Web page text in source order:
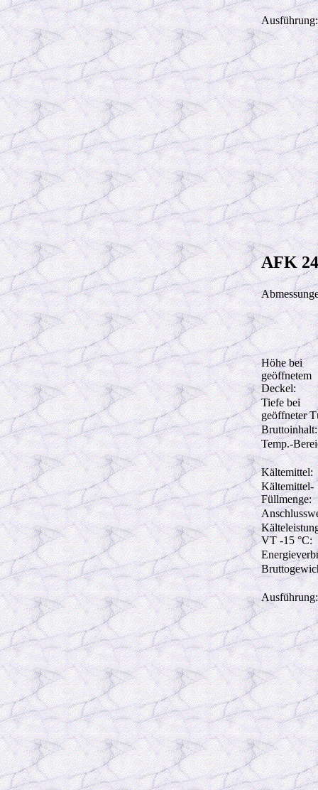
Ausführung:
AFK
Höhe bei
geöffnetem
Deckel:
Tiefe bei
geöffneter
Bruttoinhalt:
Temp.-
Kältemittel:
Kältemittel-
Füllmenge:
VT -15 °C:
Ausführung: